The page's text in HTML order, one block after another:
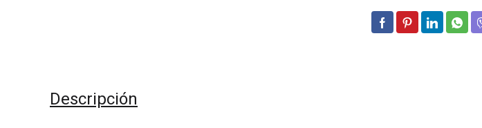
Descripción